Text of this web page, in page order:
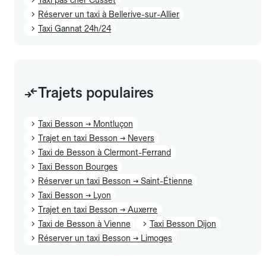
Réserver un taxi à Bellerive-sur-Allier
Taxi Gannat 24h/24
Trajets populaires
Taxi Besson → Montluçon
Trajet en taxi Besson → Nevers
Taxi de Besson à Clermont-Ferrand
Taxi Besson Bourges
Réserver un taxi Besson → Saint-Étienne
Taxi Besson → Lyon
Trajet en taxi Besson → Auxerre
Taxi de Besson à Vienne
Taxi Besson Dijon
Réserver un taxi Besson → Limoges